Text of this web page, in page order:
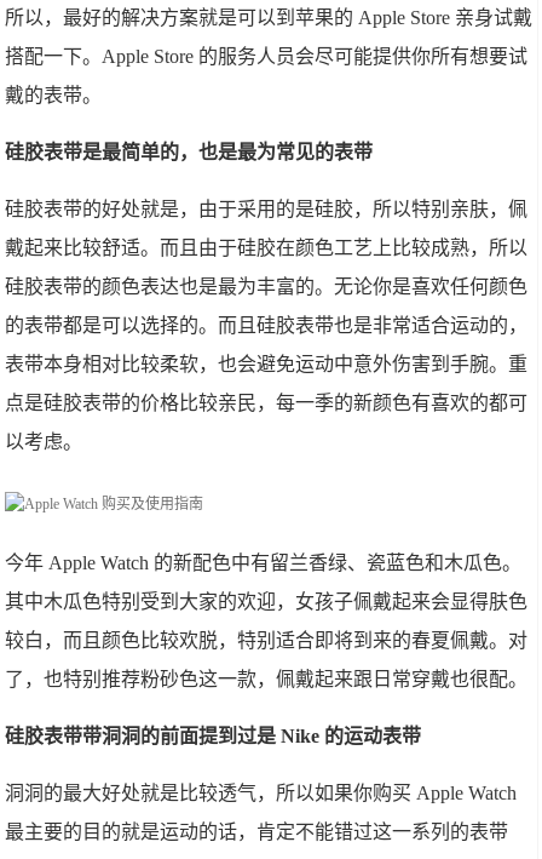
所以，最好的解决方案就是可以到苹果的 Apple Store 亲身试戴
搭配一下。Apple Store 的服务人员会尽可能提供你所有想要试
戴的表带。
硅胶表带是最简单的，也是最为常见的表带
硅胶表带的好处就是，由于采用的是硅胶，所以特别亲肤，佩
戴起来比较舒适。而且由于硅胶在颜色工艺上比较成熟，所以
硅胶表带的颜色表达也是最为丰富的。无论你是喜欢任何颜色
的表带都是可以选择的。而且硅胶表带也是非常适合运动的，
表带本身相对比较柔软，也会避免运动中意外伤害到手腕。重
点是硅胶表带的价格比较亲民，每一季的新颜色有喜欢的都可
以考虑。
今年 Apple Watch 的新配色中有留兰香绿、瓷蓝色和木瓜色。
其中木瓜色特别受到大家的欢迎，女孩子佩戴起来会显得肤色
较白，而且颜色比较欢脱，特别适合即将到来的春夏佩戴。对
了，也特别推荐粉砂色这一款，佩戴起来跟日常穿戴也很配。
硅胶表带带洞洞的前面提到过是 Nike 的运动表带
洞洞的最大好处就是比较透气，所以如果你购买 Apple Watch
最主要的目的就是运动的话，肯定不能错过这一系列的表带